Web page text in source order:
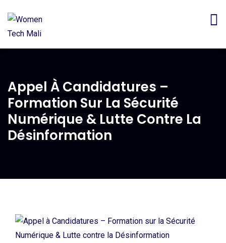
Appel À Candidatures –
Formation Sur La Sécurité
Numérique & Lutte Contre La
Désinformation